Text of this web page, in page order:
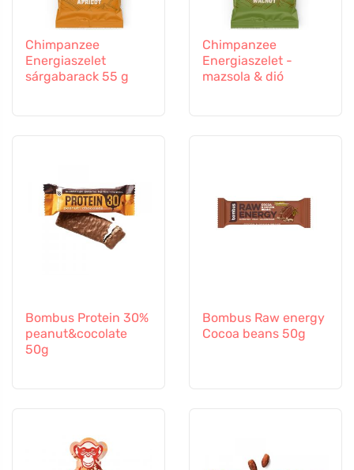
Chimpanzee
Energiaszelet
sárgabarack 55 g
Chimpanzee
Energiaszelet -
mazsola & dió
Bombus Protein 30%
peanut&cocolate
50g
Bombus Raw energy
Cocoa beans 50g